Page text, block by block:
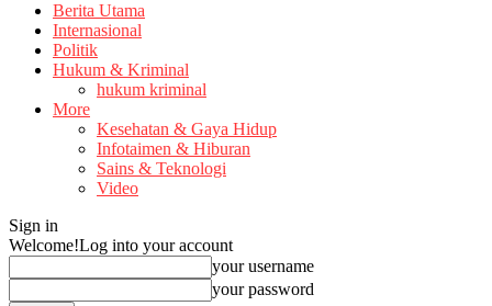
Berita Utama
Internasional
Politik
Hukum & Kriminal
hukum kriminal
More
Kesehatan & Gaya Hidup
Infotaimen & Hiburan
Sains & Teknologi
Video
Sign in
Welcome!Log into your account
your username
your password